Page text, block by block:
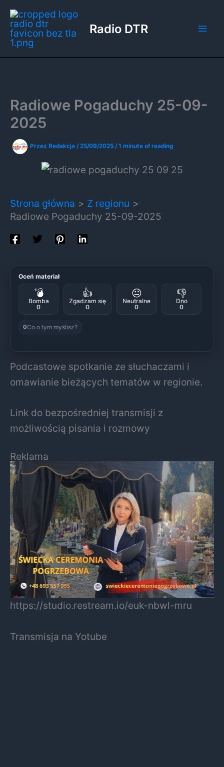
Przejdź
do
treści
Radio DTR
Radiowe Pogaduchy 25-09-
2025
Przez Redakcja /25/09/2025 /1 minute of reading
Strona główna
Z regionu
Radiowe Pogaduchy 25-09-2025
Oceń materiał
💣
Bomba
0
👍
Zgadzam się
0
😐
Neutralne
0
👎
Dno
0
0Co o tym myślisz?
Podcastowe spotkanie ze słuchaczami i
omawianie bieżących tematów w regionie.
Link do bezpośredniej transmisji z
możliwością pisania i rozmowy
Reklama
https://studio.restream.io/euk-nbwl-mru
Transmisja na Yotube